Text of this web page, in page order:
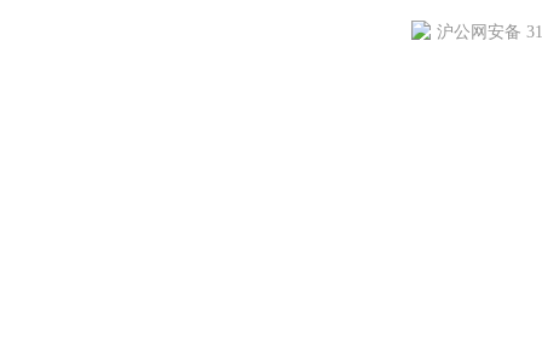
沪公网安备